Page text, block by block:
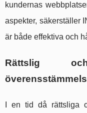
kundernas
aspekter, säkerställer
är både effektiva och
Rättslig och
I en tid då rättsliga